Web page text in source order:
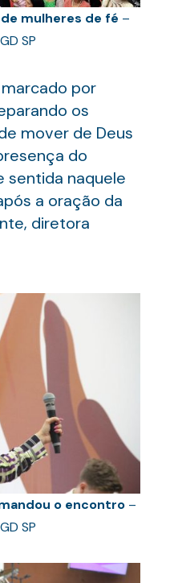
mulheres de fé –
SP
por
os
mover de Deus
do
sentida naquele
a oração da
diretora
o encontro –
SP